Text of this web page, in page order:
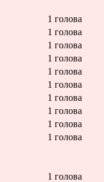
1 голова
1 голова
1 голова
1 голова
1 голова
1 голова
1 голова
1 голова
1 голова
1 голова
1 голова